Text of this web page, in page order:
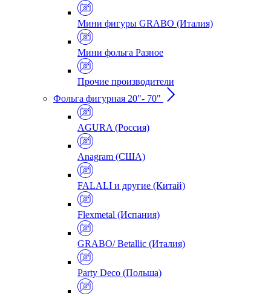
Мини фигуры GRABO (Италия)
Мини фольга Разное
Прочие производители
Фольга фигурная 20"- 70"
AGURA (Россия)
Anagram (США)
FALALI и другие (Китай)
Flexmetal (Испания)
GRABO/ Betallic (Италия)
Party Deco (Польша)